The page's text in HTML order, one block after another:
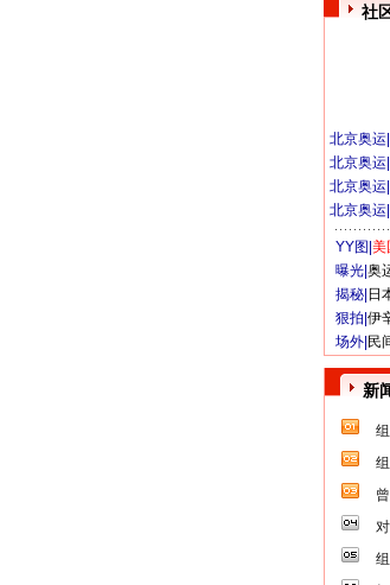
社
北京奥运
北京奥运
北京奥运
北京奥运
YY图| 美
曝光| 奥
揭秘| 日
狠拍| 伊
场外| 民
新